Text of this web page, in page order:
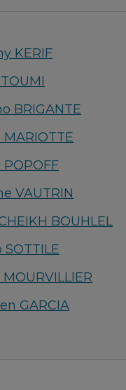
KERIF
BRIGANTE
VAUTRIN
BOUHLEL
GARCIA